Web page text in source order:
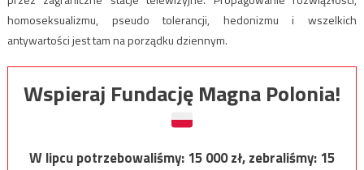
homoseksualizmu, pseudo tolerancji, hedonizmu i wszelkich
antywartości jest tam na porządku dziennym.
Wspieraj Fundację Magna Polonia!
W lipcu potrzebowaliśmy:15 000zł, zebraliśmy:15